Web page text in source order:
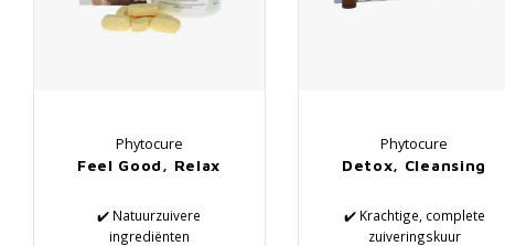
Phytocure
Feel Good, Relax
✔️ Natuurzuivere
ingrediënten
Phytocure
Detox, Cleansing
✔️ Krachtige, complete
zuiveringskuur